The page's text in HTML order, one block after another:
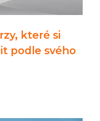
které si
podle svého